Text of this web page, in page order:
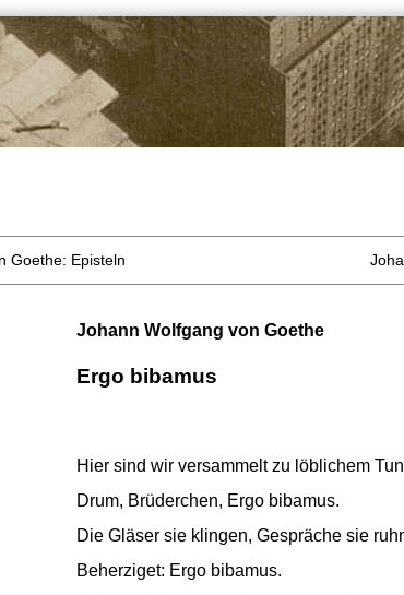
Goethe: Episteln
Johann Wolfgang von Goethe
Ergo bibamus
Hier sind wir versammelt zu löblichem
Drum, Brüderchen, Ergo bibamus.
Die Gläser sie klingen, Gespräche sie
Beherziget: Ergo bibamus.